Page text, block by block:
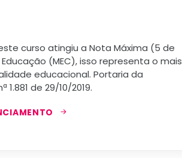
curso atingiu a Nota Máxima (5 de
(MEC), isso representa o mais
educacional. Portaria da
1.881 de 29/10/2019.